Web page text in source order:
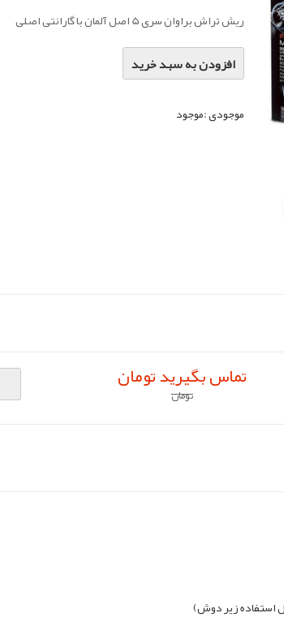
ریش تراش براوان سری 5 اصل آلمان با گارانتی اصلی
افزودن به سبد خرید
موجودی :موجود
تماس بگیرید تومان
تومان
استفاده زیر دوش)